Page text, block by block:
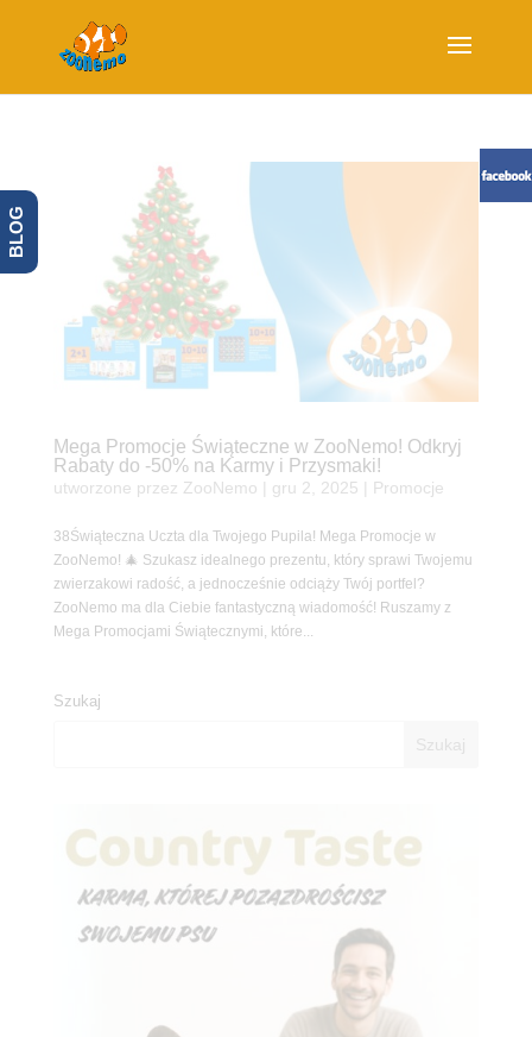
Mega Promocje Świąteczne w ZooNemo! Odkryj
Rabaty do -50% na Karmy i Przysmaki!
utworzone przez ZooNemo gru 2, 2025 Promocje
38Świąteczna Uczta dla Twojego Pupila! Mega Promocje w
ZooNemo! 🎄 Szukasz idealnego prezentu, który sprawi Twojemu
zwierzakowi radość, a jednocześnie odciąży Twój portfel?
ZooNemo ma dla Ciebie fantastyczną wiadomość! Ruszamy z
Mega Promocjami Świątecznymi, które...
Szukaj
BLOG